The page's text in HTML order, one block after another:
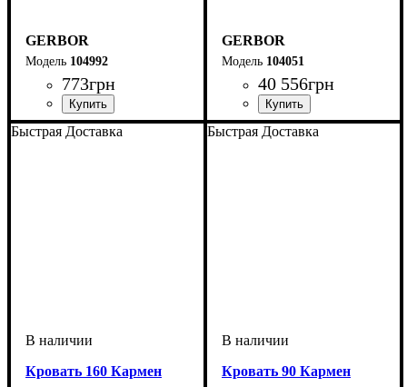
GERBOR
104992
773грн
GERBOR
104051
40 556грн
Быстрая Доставка
Кровать 160 Кармен
Быстрая Доставка
Кровать 90 Кармен